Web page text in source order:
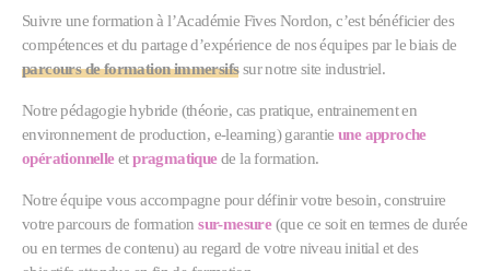
Suivre une formation à l’Académie Fives Nordon, c’est bénéficier des
compétences et du partage d’expérience de nos équipes par le biais de
parcours de formation immersifssur notre site industriel.
Notre pédagogie hybride (théorie, cas pratique, entrainement en
environnement de production, e-learning) garantie une approche
opérationnelleetpragmatiquede la formation.
Notre équipe vous accompagne pour définir votre besoin, construire
votre parcours de formationsur-mesure(que ce soit en termes de durée
ou en termes de contenu) au regard de votre niveau initial et des